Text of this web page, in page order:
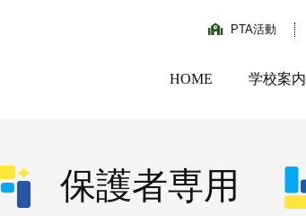
PTA活動
HOME 学校案内
保護者専用